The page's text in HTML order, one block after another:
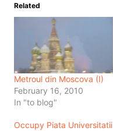
Related
Metroul din Moscova (I)
February 16, 2010
In "to blog"
Occupy Piata Universitatii